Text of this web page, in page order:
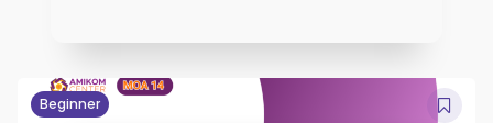
Beginner